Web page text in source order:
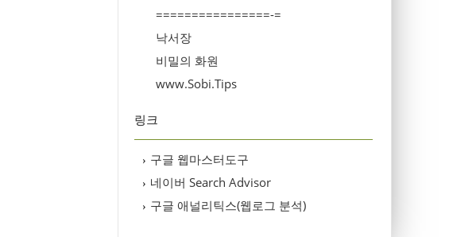
================-=
낙서장
비밀의 화원
www.Sobi.Tips
링크
› 구글 웹마스터도구
› 네이버 Search Advisor
› 구글 애널리틱스(웹로그 분석)